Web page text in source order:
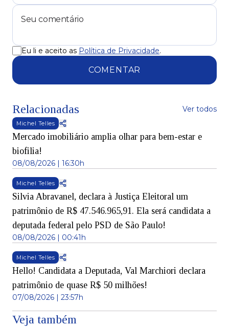
Eu li e aceito as Política de Privacidade.
COMENTAR
Relacionadas Ver todos
Michel Telles
Mercado imobiliário amplia olhar para bem-estar e
biofilia!
08/08/2026 | 16:30h
Michel Telles
Silvia Abravanel, declara à Justiça Eleitoral um
patrimônio de R$ 47.546.965,91. Ela será candidata a
deputada federal pelo PSD de São Paulo!
08/08/2026 | 00:41h
Michel Telles
Hello! Candidata a Deputada, Val Marchiori declara
patrimônio de quase R$ 50 milhões!
07/08/2026 | 23:57h
Veja também